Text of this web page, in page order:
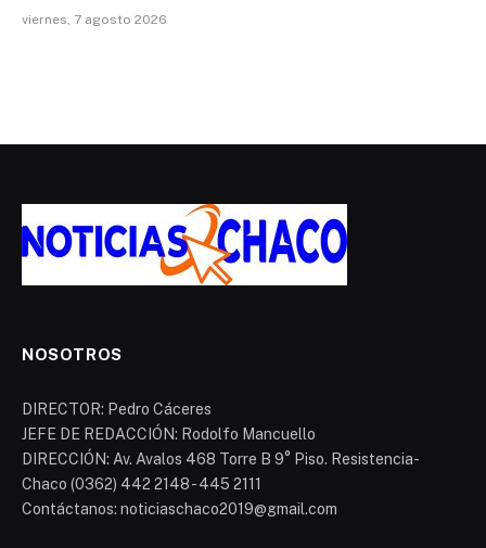
viernes, 7 agosto 2026
NOSOTROS
DIRECTOR: Pedro Cáceres
JEFE DE REDACCIÓN: Rodolfo Mancuello
DIRECCIÓN: Av. Avalos 468 Torre B 9° Piso. Resistencia-
Chaco (0362) 442 2148 - 445 2111
Contáctanos: noticiaschaco2019@gmail.com